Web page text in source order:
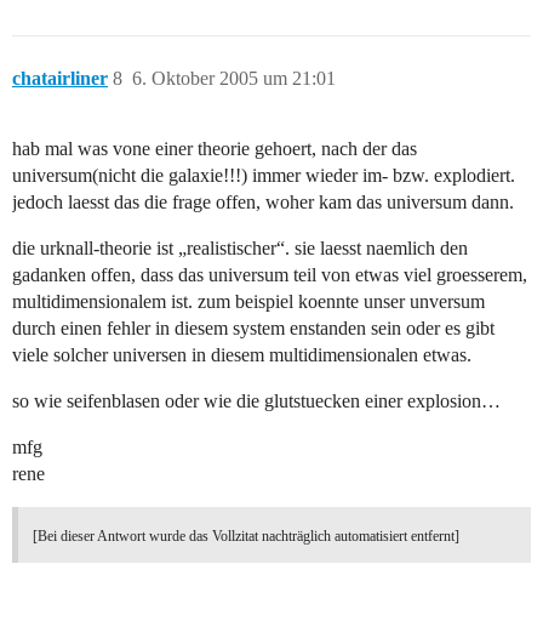
chatairliner 6. Oktober 2005 um 21:01
8
hab mal was vone einer theorie gehoert, nach der das
universum(nicht die galaxie!!!) immer wieder im- bzw. explodiert.
jedoch laesst das die frage offen, woher kam das universum dann.
die urknall-theorie ist „realistischer“. sie laesst naemlich den
gadanken offen, dass das universum teil von etwas viel groesserem,
multidimensionalem ist. zum beispiel koennte unser unversum
durch einen fehler in diesem system enstanden sein oder es gibt
viele solcher universen in diesem multidimensionalen etwas.
so wie seifenblasen oder wie die glutstuecken einer explosion…
mfg
rene
[Bei dieser Antwort wurde das Vollzitat nachträglich automatisiert entfernt]